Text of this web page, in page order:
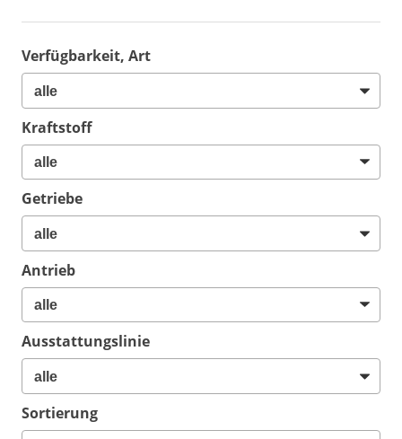
Verfügbarkeit, Art
Kraftstoff
Getriebe
Antrieb
Ausstattungslinie
Sortierung